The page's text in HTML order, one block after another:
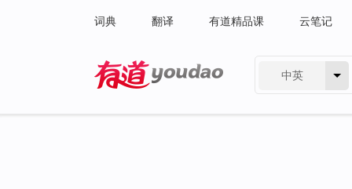
词典 翻译 有道精品课 云笔记
中英